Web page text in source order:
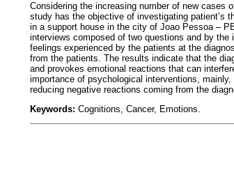
Considering the increasing number of new
study has the objective of investigating patient’s
in a support house in the city of Joao Pessoa –
interviews composed of two questions and by
feelings experienced by the patients at the
from the patients. The results indicate that the
and provokes emotional reactions that can
importance of psychological interventions,
reducing negative reactions coming from the
Keywords: Cognitions, Cancer, Emotions.